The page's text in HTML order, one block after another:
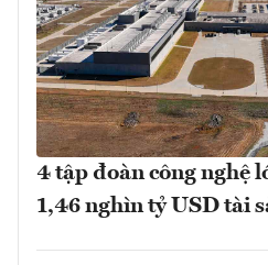
4 tập đoàn công nghệ
1,46 nghìn tỷ USD tài